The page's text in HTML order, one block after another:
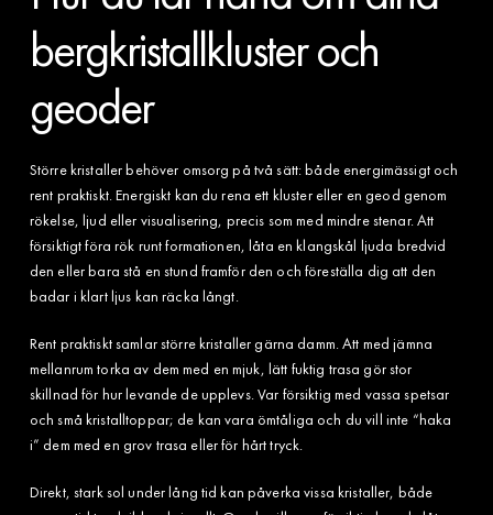
bergkristallkluster och
geoder
Större kristaller behöver omsorg på två sätt: både energimässigt och
rent praktiskt. Energiskt kan du rena ett kluster eller en geod genom
rökelse, ljud eller visualisering, precis som med mindre stenar. Att
försiktigt föra rök runt formationen, låta en klangskål ljuda bredvid
den eller bara stå en stund framför den och föreställa dig att den
badar i klart ljus kan räcka långt.
Rent praktiskt samlar större kristaller gärna damm. Att med jämna
mellanrum torka av dem med en mjuk, lätt fuktig trasa gör stor
skillnad för hur levande de upplevs. Var försiktig med vassa spetsar
och små kristalltoppar; de kan vara ömtåliga och du vill inte “haka
i” dem med en grov trasa eller för hårt tryck.
Direkt, stark sol under lång tid kan påverka vissa kristaller, både